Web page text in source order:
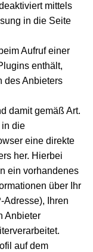
mittels
in die Seite
Aufruf einer
enthält,
des Anbieters
damit gemäß Art.
in die
eine direkte
her. Hierbei
ein vorhandenes
über Ihr
Adresse), Ihren
Anbieter
auf dem